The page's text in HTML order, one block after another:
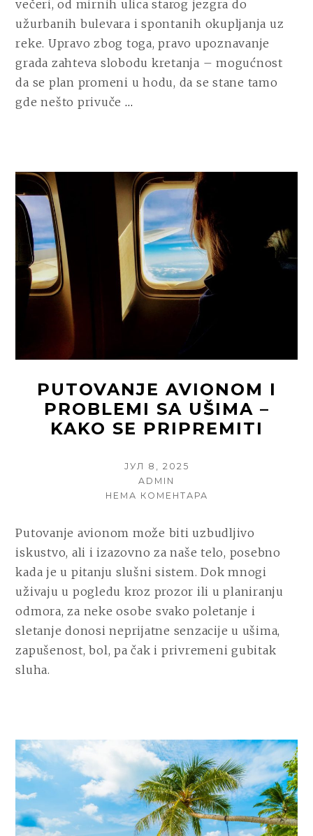
POKRETU
večeri, od mirnih ulica starog jezgra do
užurbanih bulevara i spontanih okupljanja uz
reke. Upravo zbog toga, pravo upoznavanje
grada zahteva slobodu kretanja – mogućnost
da se plan promeni u hodu, da se stane tamo
gde nešto privuče …
SE
NAJBOLJE
UPOZNAJE
U
POKRETU
PUTOVANJE AVIONOM I
PROBLEMI SA UŠIMA –
KAKO SE PRIPREMITI
POSTED
ON
ЈУЛ 8, 2025
AUTHOR
ADMIN
НЕМА КОМЕНТАРА
I
PROBLEMI
SA
–
KAKO
SE
Putovanje avionom može biti uzbudljivo
iskustvo, ali i izazovno za naše telo, posebno
kada je u pitanju slušni sistem. Dok mnogi
uživaju u pogledu kroz prozor ili u planiranju
odmora, za neke osobe svako poletanje i
sletanje donosi neprijatne senzacije u ušima,
zapušenost, bol, pa čak i privremeni gubitak
sluha.